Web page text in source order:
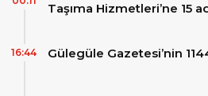
Taşıma Hizmetleri’ne 15
Gülegüle Gazetesi’nin
16:44